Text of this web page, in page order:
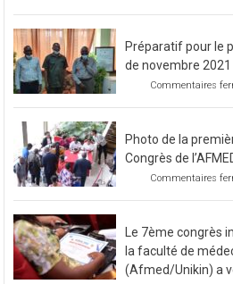
Préparatif pour le
de novembre 2021
Commentaires
Photo de la
Congrès de
Commentaires
Le 7ème congrès
la faculté de
(Afmed/Unikin) a